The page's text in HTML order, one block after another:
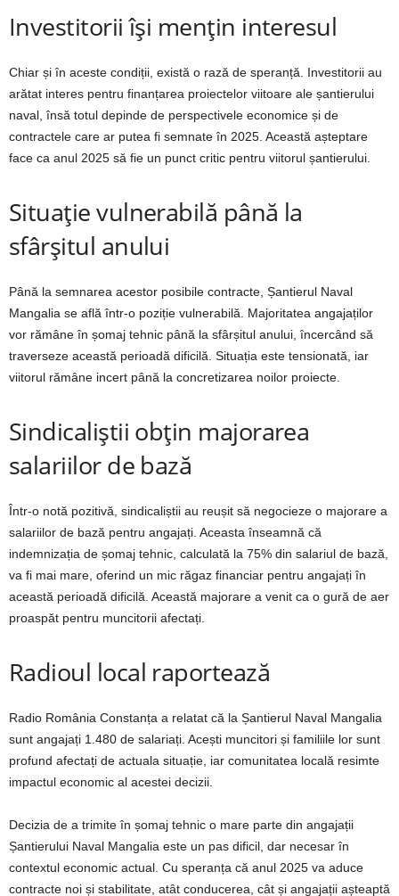
Investitorii își mențin interesul
Chiar și în aceste condiții, există o rază de speranță. Investitorii au
arătat interes pentru finanțarea proiectelor viitoare ale șantierului
naval, însă totul depinde de perspectivele economice și de
contractele care ar putea fi semnate în 2025. Această așteptare
face ca anul 2025 să fie un punct critic pentru viitorul șantierului.
Situație vulnerabilă până la
sfârșitul anului
Până la semnarea acestor posibile contracte, Șantierul Naval
Mangalia se află într-o poziție vulnerabilă. Majoritatea angajaților
vor rămâne în șomaj tehnic până la sfârșitul anului, încercând să
traverseze această perioadă dificilă. Situația este tensionată, iar
viitorul rămâne incert până la concretizarea noilor proiecte.
Sindicaliștii obțin majorarea
salariilor de bază
Într-o notă pozitivă, sindicaliștii au reușit să negocieze o majorare a
salariilor de bază pentru angajați. Aceasta înseamnă că
indemnizația de șomaj tehnic, calculată la 75% din salariul de bază,
va fi mai mare, oferind un mic răgaz financiar pentru angajați în
această perioadă dificilă. Această majorare a venit ca o gură de aer
proaspăt pentru muncitorii afectați.
Radioul local raportează
Radio România Constanța a relatat că la Șantierul Naval Mangalia
sunt angajați 1.480 de salariați. Acești muncitori și familiile lor sunt
profund afectați de actuala situație, iar comunitatea locală resimte
impactul economic al acestei decizii.
Decizia de a trimite în șomaj tehnic o mare parte din angajații
Șantierului Naval Mangalia este un pas dificil, dar necesar în
contextul economic actual. Cu speranța că anul 2025 va aduce
contracte noi și stabilitate, atât conducerea, cât și angajații așteaptă